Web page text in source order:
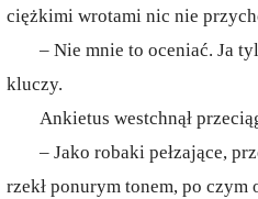
ciężkimi wrotami nic nie
– Nie mnie to oceniać. Ja
kluczy.
Ankietus westchnął
– Jako robaki pełzające,
rzekł ponurym tonem, po czym